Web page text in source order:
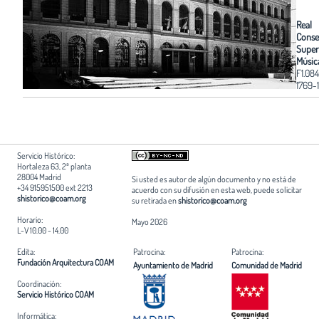
Real
F1.084
1769-
Servicio Histórico:
Hortaleza 63, 2ª planta
28004 Madrid
+34 915951500 ext 2213
shistorico@coam.org
Horario:
L-V 10.00 - 14.00
Si usted es autor de algún documento y no está de
acuerdo con su difusión en esta web, puede solicitar
su retirada enshistorico@coam.org
Mayo 2026
Edita:
Fundación Arquitectura COAM
Coordinación:
Servicio Histórico COAM
Informática:
Patrocina:
Ayuntamiento de Madrid
Patrocina:
Comunidad de Madrid